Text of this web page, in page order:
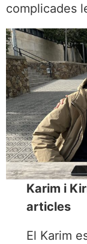
complicades
Karim i
articles
El Karim